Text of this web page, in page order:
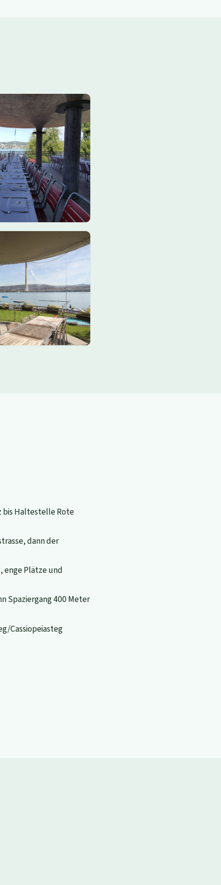
bis Haltestelle Rote
dann der
Plätze und
Spaziergang 400 Meter
Cassiopeiasteg